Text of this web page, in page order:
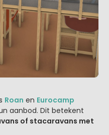
Roan en Eurocamp
aanbod. Dit betekent
of stacaravans met